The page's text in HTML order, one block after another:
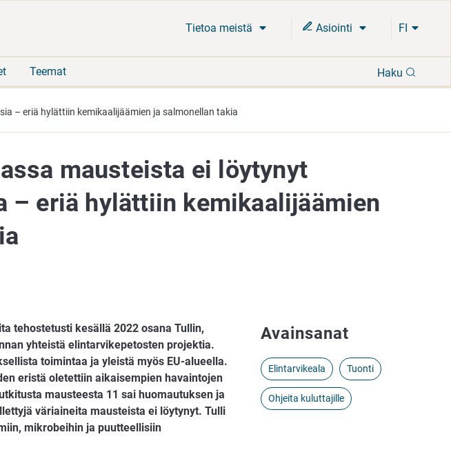
Tietoa meistä Asiointi FI
Teemat Haku
– eriä hylättiin kemikaalijäämien ja salmonellan takia
mausteista ei löytynyt
– eriä hylättiin kemikaalijäämien
tehostetusti kesällä 2022 osana Tullin,
yhteistä elintarvikepetosten projektia.
toimintaa ja yleistä myös EU-alueella.
eristä oletettiin aikaisempien havaintojen
mausteesta 11 sai huomautuksen ja
väriaineita mausteista ei löytynyt. Tulli
mikrobeihin ja puutteellisiin
Avainsanat
Elintarvikeala Tuonti
Ohjeita kuluttajille